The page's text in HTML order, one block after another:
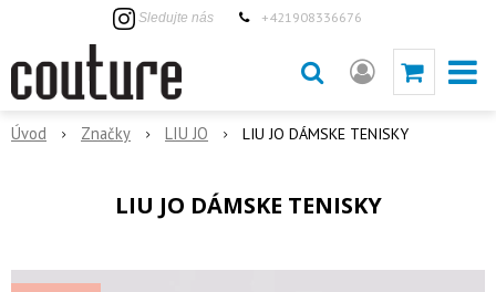
Sledujte nás +421908336676
Úvod Značky LIU JO LIU JO DÁMSKE TENISKY
LIU JO DÁMSKE TENISKY